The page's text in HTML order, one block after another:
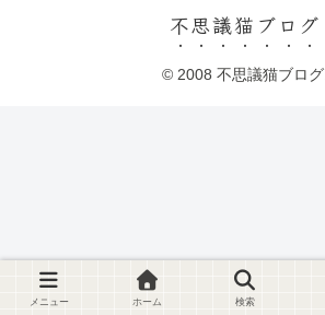
不思議猫ブログ
© 2008 不思議猫ブログ.
メニュー ホーム 検索